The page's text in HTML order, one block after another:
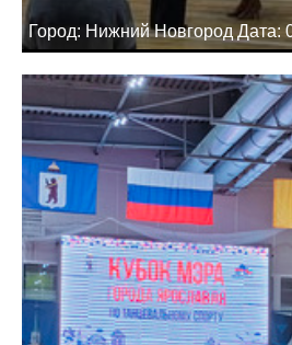
Город: Нижний Новгород Дата: